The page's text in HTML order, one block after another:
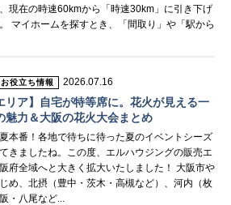
現在の時速60kmから「時速30km」に引き下げ
マイホームを探すとき、「間取り」や「駅から
役立ち情報 2026.07.16
リア】自宅が特等席に。花火が見える一
魅力＆大阪の花火大会まとめ
本番！各地で待ちに待った夏のイベントシーズ
きましたね。この度、エルハウジングの販売エ
府全域へと大きく拡大いたしました！ 大阪市や
め、北摂（豊中・茨木・高槻など）、河内（枚
・八尾など...